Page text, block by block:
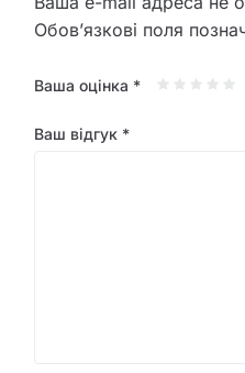
Обов’язкові поля
Ваша оцінка *
Ваш відгук *